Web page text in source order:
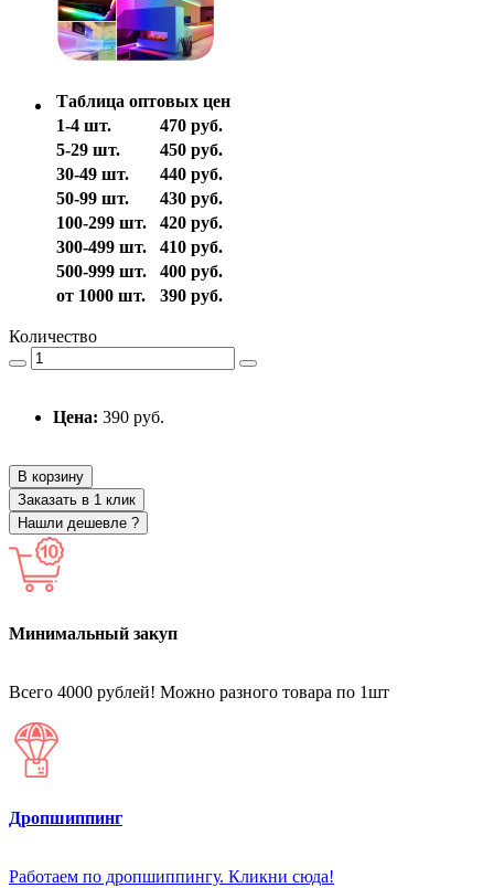
Таблица оптовых цен
1-4 шт.
470 руб.
5-29 шт.
450 руб.
30-49 шт.
440 руб.
50-99 шт.
430 руб.
100-299 шт.
420 руб.
300-499 шт.
410 руб.
500-999 шт.
400 руб.
от 1000 шт.
390 руб.
Количество
Цена: 390 руб.
В корзину
Заказать в 1 клик
Нашли дешевле ?
Минимальный закуп
Всего 4000 рублей! Можно разного товара по 1шт
Дропшиппинг
Работаем по дропшиппингу. Кликни сюда!